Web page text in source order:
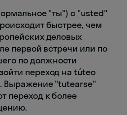
"ты") с "usted"
быстрее, чем
деловых
первой встречи или по
по должности
переход на túteo
Выражение "tutearse"
переход к более